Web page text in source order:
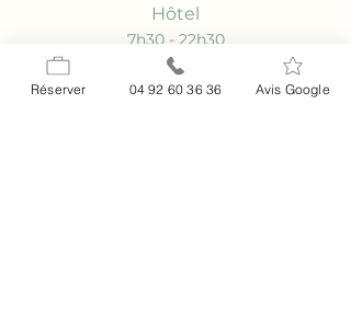
Hôtel
7h30 - 22h30
Restaurant
12H00 - 14h30 / 19H00 - 21H30
Réserver 04 92 60 36 36 Avis Google